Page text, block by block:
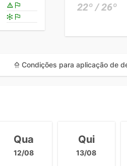
22º / 26º
Condições para aplicação de
Qua
12/08
Qui
13/08